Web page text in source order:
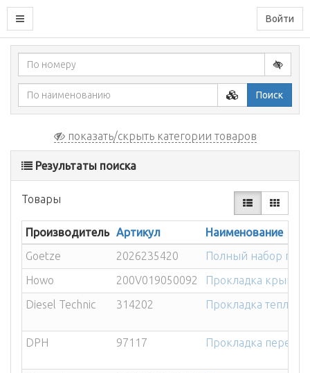
Войти
Поиск
показать/скрыть категории товаров
Результаты поиска
Товары
Производитель Артикул
Наименование
Goetze
2026235420
Полный набор
Howo
200V019050092
Прокладка крышки
Diesel Technic
314202 Прокладка
DPH 97117 Прокладка